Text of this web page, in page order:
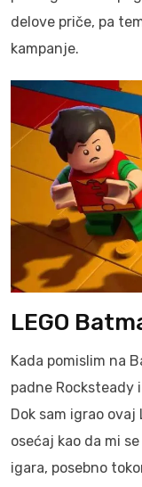
delove priče, pa
kampanje.
LEGO
Kada pomislim na
padne
Dok sam igrao ovaj
osećaj kao da mi
igara, posebno